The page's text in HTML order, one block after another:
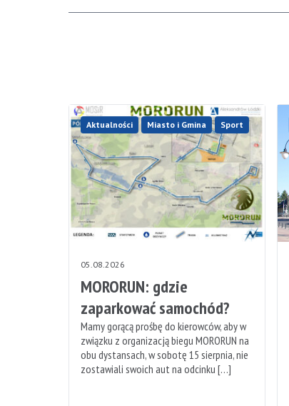
Aktualności Miasto i Gmina Sport
05.08.2026
MORORUN: gdzie
zaparkować samochód?
Mamy gorącą prośbę do kierowców, aby w
związku z organizacją biegu MORORUN na
obu dystansach, w sobotę 15 sierpnia, nie
zostawiali swoich aut na odcinku […]